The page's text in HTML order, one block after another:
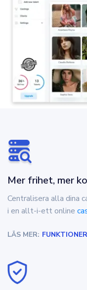
Mer frihet, mer
Centralisera alla dina
i en allt-i-ett online
LÄS MER: FUNKTIONER